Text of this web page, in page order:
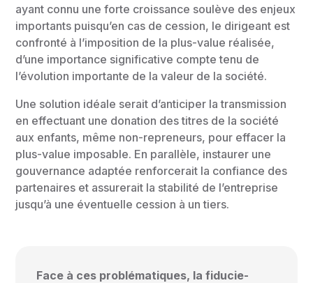
ayant connu une forte croissance soulève des enjeux
importants puisqu’en cas de cession, le dirigeant est
confronté à l’imposition de la plus-value réalisée,
d’une importance significative compte tenu de
l’évolution importante de la valeur de la société.
Une solution idéale serait d’anticiper la transmission
en effectuant une donation des titres de la société
aux enfants, même non-repreneurs, pour effacer la
plus-value imposable. En parallèle, instaurer une
gouvernance adaptée renforcerait la confiance des
partenaires et assurerait la stabilité de l’entreprise
jusqu’à une éventuelle cession à un tiers.
Face à ces problématiques, la fiducie-